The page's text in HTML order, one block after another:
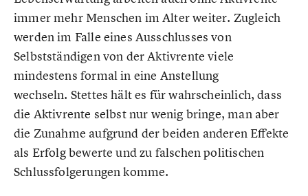
immer mehr Menschen im Alter weiter. Zugleich
werden im Falle eines Ausschlusses von
Selbstständigen von der Aktivrente viele
mindestens formal in eine Anstellung
wechseln. Stettes hält es für wahrscheinlich, dass
die Aktivrente selbst nur wenig bringe, man aber
die Zunahme aufgrund der beiden anderen Effekte
als Erfolg bewerte und zu falschen politischen
Schlussfolgerungen komme.